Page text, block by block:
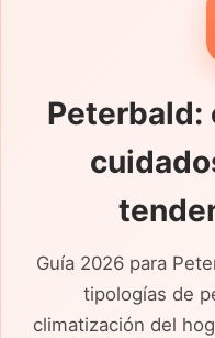
Guía 2026 para
tipologías de
climatización del